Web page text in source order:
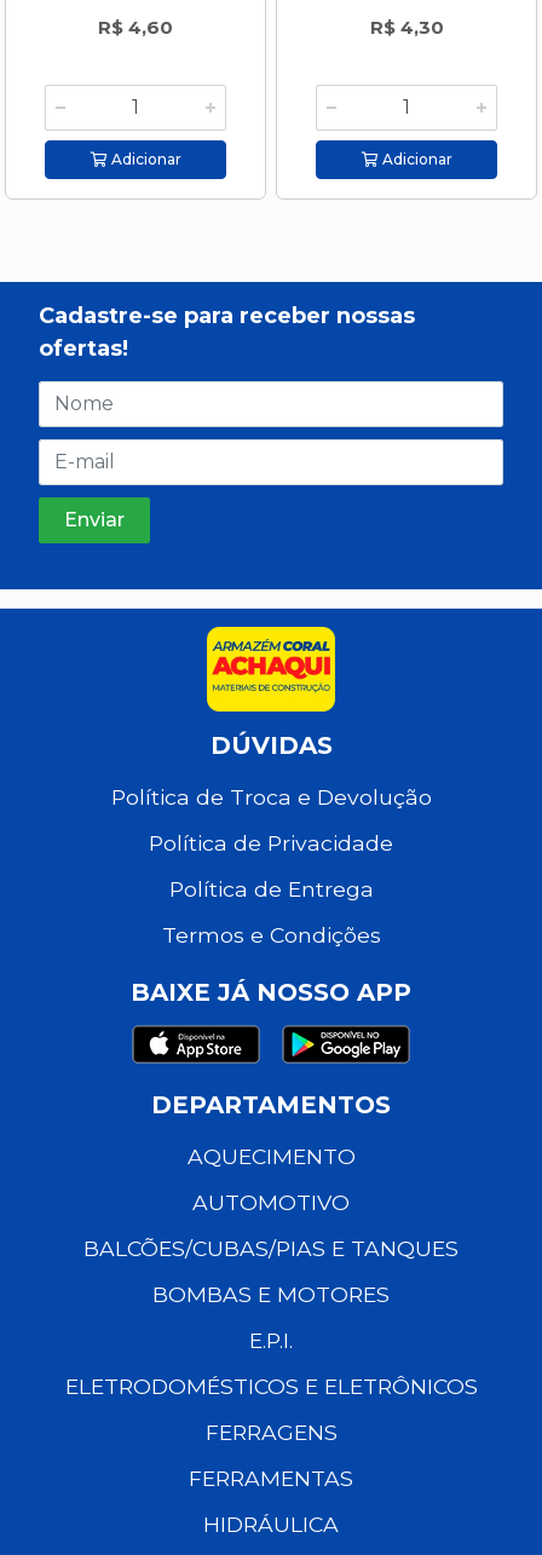
R$ 4,60
Adicionar
R$ 4,30
Adicionar
Cadastre-se para receber nossas
ofertas!
DÚVIDAS
Política de Troca e Devolução
Política de Privacidade
Política de Entrega
Termos e Condições
BAIXE JÁ NOSSO APP
DEPARTAMENTOS
AQUECIMENTO
AUTOMOTIVO
BALCÕES/CUBAS/PIAS E TANQUES
BOMBAS E MOTORES
E.P.I.
ELETRODOMÉSTICOS E ELETRÔNICOS
FERRAGENS
FERRAMENTAS
HIDRÁULICA